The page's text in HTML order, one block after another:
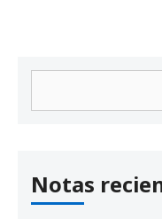
Notas